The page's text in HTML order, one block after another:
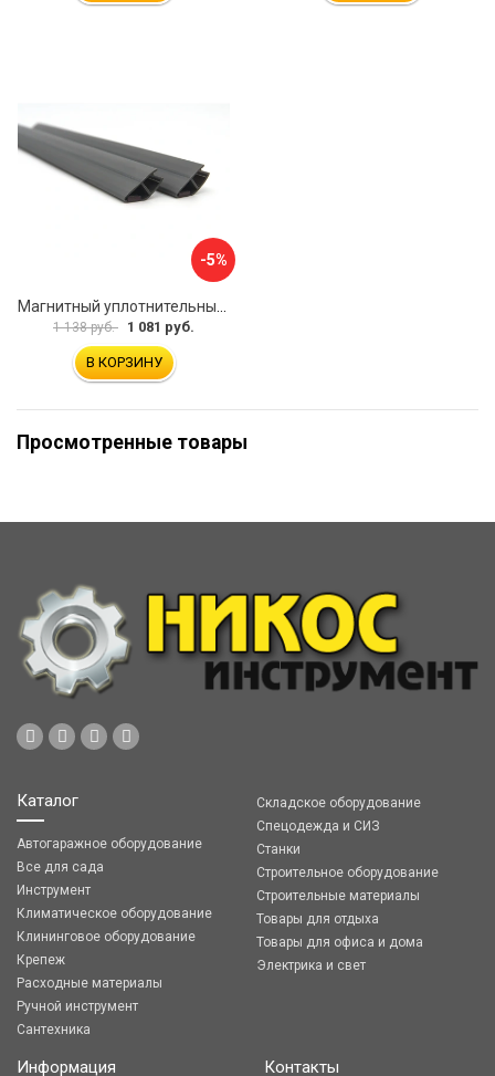
-5%
1 138 руб. 1 081 руб.
В КОРЗИНУ
Просмотренные товары
Каталог
Автогаражное оборудование
Все для сада
Инструмент
Климатическое оборудование
Клининговое оборудование
Крепеж
Расходные материалы
Ручной инструмент
Сантехника
Складское оборудование
Спецодежда и СИЗ
Станки
Строительное оборудование
Строительные материалы
Товары для отдыха
Товары для офиса и дома
Электрика и свет
Информация Контакты